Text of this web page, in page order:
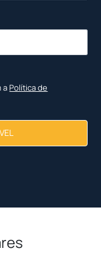
a Política de